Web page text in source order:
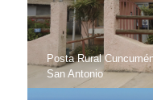
Posta Rural
San Antonio